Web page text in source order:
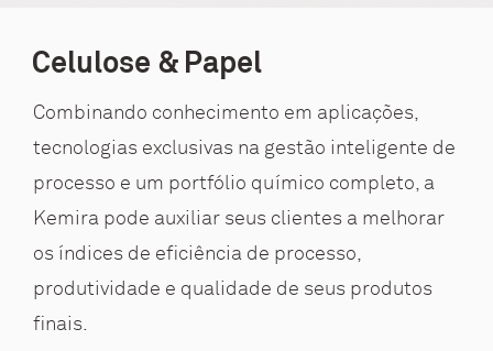
Celulose & Papel
Combinando conhecimento em aplicações,
tecnologias exclusivas na gestão inteligente de
processo e um portfólio químico completo, a
Kemira pode auxiliar seus clientes a melhorar
os índices de eficiência de processo,
produtividade e qualidade de seus produtos
finais.